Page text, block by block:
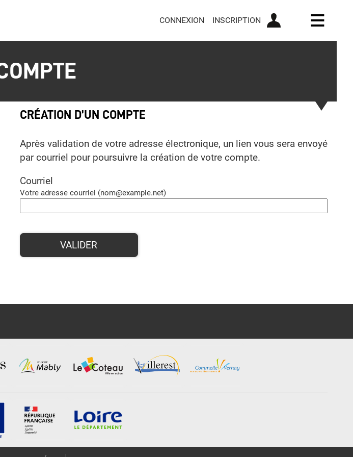
CONNEXION INSCRIPTION Ouvrir
CRÉATION D’UN COMPTE
Après validation de votre adresse électronique, un lien vous sera envoyé
par courriel pour poursuivre la création de votre compte.
Courriel
Votre adresse courriel (nom@example.net)
VALIDER